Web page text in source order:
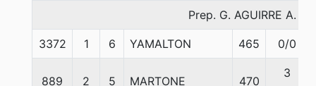
Prep. G. AGUIRRE A.
3372 1 6 YAMALTON 465 0/0
889 2 5 MARTONE 470
3